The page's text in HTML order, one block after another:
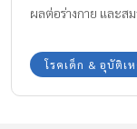
ผลต่อร่างกาย และส
โรคเด็ก & อุบัติเ